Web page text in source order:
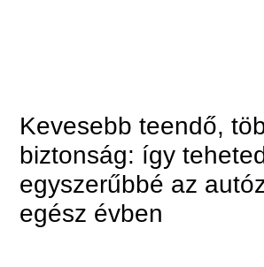
Kevesebb teendő,
biztonság: így
egyszerűbbé az
egész évben